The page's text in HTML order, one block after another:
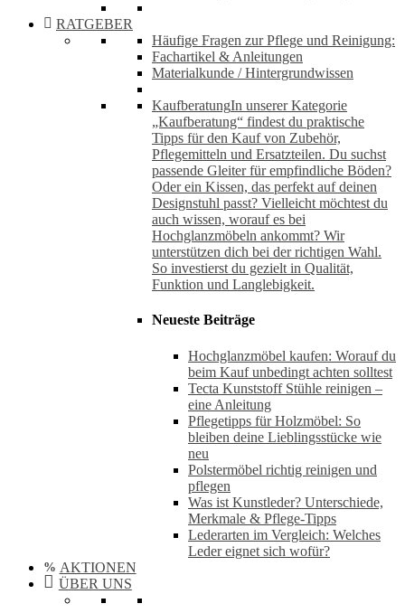
RATGEBER
Häufige Fragen zur Pflege und Reinigung:
Fachartikel & Anleitungen
Materialkunde / Hintergrundwissen
KaufberatungIn unserer Kategorie
„Kaufberatung“ findest du praktische
Tipps für den Kauf von Zubehör,
Pflegemitteln und Ersatzteilen. Du suchst
passende Gleiter für empfindliche Böden?
Oder ein Kissen, das perfekt auf deinen
Designstuhl passt? Vielleicht möchtest du
auch wissen, worauf es bei
Hochglanzmöbeln ankommt? Wir
unterstützen dich bei der richtigen Wahl.
So investierst du gezielt in Qualität,
Funktion und Langlebigkeit.
Neueste Beiträge
Hochglanzmöbel kaufen: Worauf du
beim Kauf unbedingt achten solltest
Tecta Kunststoff Stühle reinigen –
eine Anleitung
Pflegetipps für Holzmöbel: So
bleiben deine Lieblingsstücke wie
neu​
Polstermöbel richtig reinigen und
pflegen
Was ist Kunstleder? Unterschiede,
Merkmale & Pflege-Tipps
Lederarten im Vergleich: Welches
Leder eignet sich wofür?
AKTIONEN
ÜBER UNS